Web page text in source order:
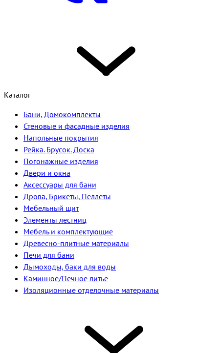
Каталог
Бани, Домокомплекты
Стеновые и фасадные изделия
Напольные покрытия
Рейка. Брусок. Доска
Погонажные изделия
Двери и окна
Аксессуары для бани
Дрова, Брикеты, Пеллеты
Мебельный щит
Элементы лестниц
Мебель и комплектующие
Древесно-плитные материалы
Печи для бани
Дымоходы, баки для воды
Каминное/Печное литье
Изоляционные отделочные материалы